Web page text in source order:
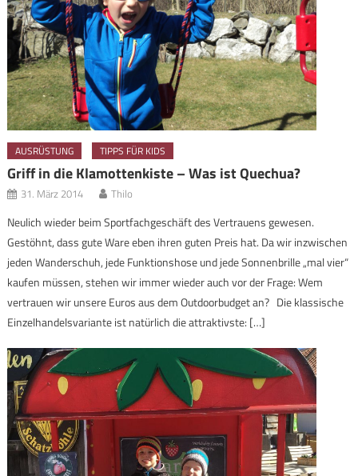
AUSRÜSTUNG TIPPS FÜR KIDS
Griff in die Klamottenkiste – Was ist Quechua?
31. März 2014 Thilo
Neulich wieder beim Sportfachgeschäft des Vertrauens gewesen.
Gestöhnt, dass gute Ware eben ihren guten Preis hat. Da wir inzwischen
jeden Wanderschuh, jede Funktionshose und jede Sonnenbrille „mal vier“
kaufen müssen, stehen wir immer wieder auch vor der Frage: Wem
vertrauen wir unsere Euros aus dem Outdoorbudget an? Die klassische
Einzelhandelsvariante ist natürlich die attraktivste: […]